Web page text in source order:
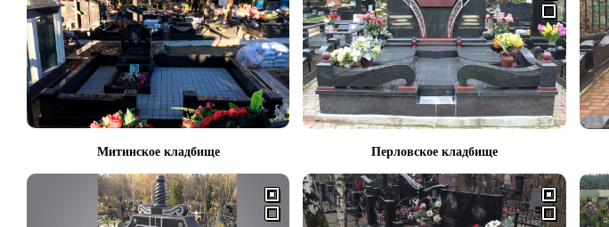
Митинское кладбище Перловское кладбище